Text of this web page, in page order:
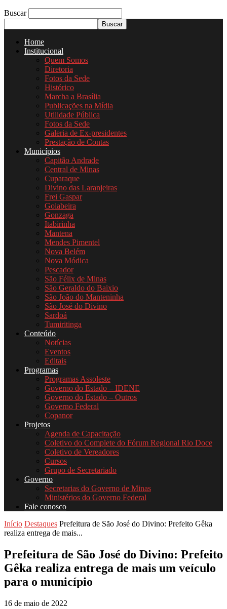
Buscar
Home
Institucional
Quem Somos
Diretoria
Fotos da Sede
Histórico
Marcha a Brasília
Publicações na Mídia
Utilidade Pública
Fotos da Sede
Galeria de Ex-presidentes
Prestação de Contas
Municípios
Capitão Andrade
Central de Minas
Cuparaque
Divino das Laranjeiras
Frei Gaspar
Goiabeira
Gonzaga
Itabirinha
Mantena
Mendes Pimentel
Nova Belém
Nova Módica
Pescador
São Félix de Minas
São Geraldo do Baixio
São João do Manteninha
São José do Divino
Sardoá
Tumiritinga
Conteúdo
Notícias
Eventos
Editais
Programas
Programas Assoleste
Governo do Estado – IDENE
Governo do Estado – Outros
Governo Federal
Copanor
Projetos
Agenda de Capacitação
Coletivo do Complete do Fórum Regional Rio Doce
Coletivo de Vereadores
Cursos
Grupo de Secretariado
Governo
Secretarias do Governo de Minas
Ministérios do Governo Federal
Fale conosco
Início Destaques Prefeitura de São José do Divino: Prefeito Gêka
realiza entrega de mais...
Prefeitura de São José do Divino: Prefeito
Gêka realiza entrega de mais um veículo
para o município
16 de maio de 2022